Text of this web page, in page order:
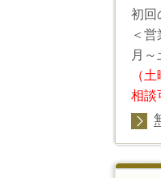
初回
＜営
月
（
相談